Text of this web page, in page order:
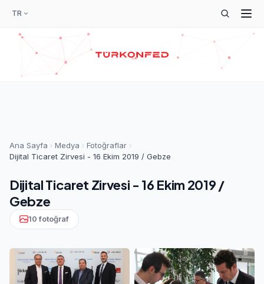
TR
Ana Sayfa Medya
Fotoğraflar
Dijital Ticaret Zirvesi - 16 Ekim 2019 / Gebze
Dijital Ticaret Zirvesi - 16 Ekim 2019 /
Gebze
10 fotoğraf